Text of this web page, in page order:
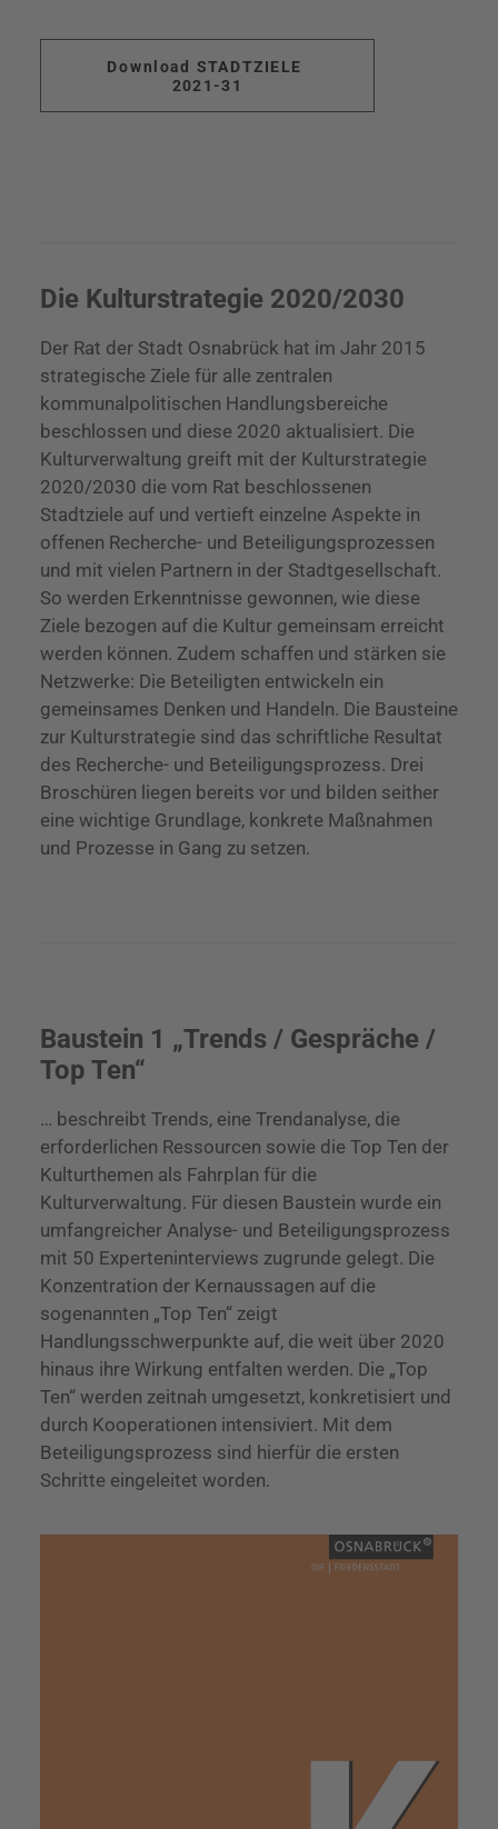
Download STADTZIELE
2021-31
Die Kulturstrategie 2020/2030
Der Rat der Stadt Osnabrück hat im Jahr 2015
strategische Ziele für alle zentralen
kommunalpolitischen Handlungsbereiche
beschlossen und diese 2020 aktualisiert. Die
Kulturverwaltung greift mit der Kulturstrategie
2020/2030 die vom Rat beschlossenen
Stadtziele auf und vertieft einzelne Aspekte in
offenen Recherche- und Beteiligungsprozessen
und mit vielen Partnern in der Stadtgesellschaft.
So werden Erkenntnisse gewonnen, wie diese
Ziele bezogen auf die Kultur gemeinsam erreicht
werden können. Zudem schaffen und stärken sie
Netzwerke: Die Beteiligten entwickeln ein
gemeinsames Denken und Handeln. Die Bausteine
zur Kulturstrategie sind das schriftliche Resultat
des Recherche- und Beteiligungsprozess. Drei
Broschüren liegen bereits vor und bilden seither
eine wichtige Grundlage, konkrete Maßnahmen
und Prozesse in Gang zu setzen.
Baustein 1 „Trends / Gespräche /
Top Ten“
… beschreibt Trends, eine Trendanalyse, die
erforderlichen Ressourcen sowie die Top Ten der
Kulturthemen als Fahrplan für die
Kulturverwaltung. Für diesen Baustein wurde ein
umfangreicher Analyse- und Beteiligungsprozess
mit 50 Experteninterviews zugrunde gelegt. Die
Konzentration der Kernaussagen auf die
sogenannten „Top Ten“ zeigt
Handlungsschwerpunkte auf, die weit über 2020
hinaus ihre Wirkung entfalten werden. Die „Top
Ten“ werden zeitnah umgesetzt, konkretisiert und
durch Kooperationen intensiviert. Mit dem
Beteiligungsprozess sind hierfür die ersten
Schritte eingeleitet worden.